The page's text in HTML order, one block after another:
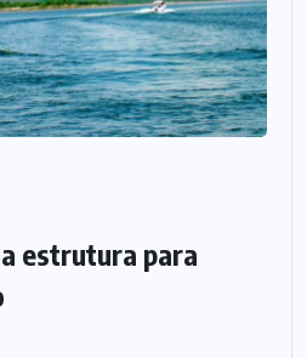
estrutura para